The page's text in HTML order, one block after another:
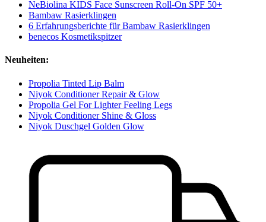
NeBiolina KIDS Face Sunscreen Roll-On SPF 50+
Bambaw Rasierklingen
6 Erfahrungsberichte für Bambaw Rasierklingen
benecos Kosmetikspitzer
Neuheiten:
Propolia Tinted Lip Balm
Niyok Conditioner Repair & Glow
Propolia Gel For Lighter Feeling Legs
Niyok Conditioner Shine & Gloss
Niyok Duschgel Golden Glow